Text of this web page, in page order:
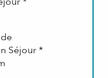
Séjour *